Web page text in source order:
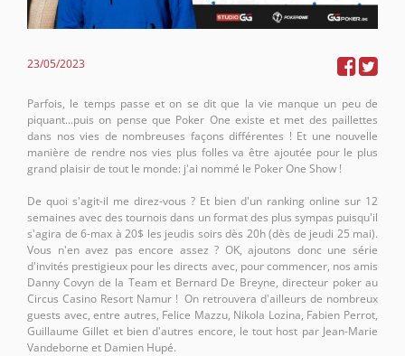
23/05/2023
Parfois, le temps passe et on se dit que la vie manque un peu de
piquant...puis on pense que Poker One existe et met des paillettes
dans nos vies de nombreuses façons différentes ! Et une nouvelle
manière de rendre nos vies plus folles va être ajoutée pour le plus
grand plaisir de tout le monde: j'ai nommé le Poker One Show !
De quoi s'agit-il me direz-vous ? Et bien d'un ranking online sur 12
semaines avec des tournois dans un format des plus sympas puisqu'il
s'agira de 6-max à 20$ les jeudis soirs dès 20h (dès de jeudi 25 mai).
Vous n'en avez pas encore assez ? OK, ajoutons donc une série
d'invités prestigieux pour les directs avec, pour commencer, nos amis
Danny Covyn de la Team et Bernard De Breyne, directeur poker au
Circus Casino Resort Namur ! On retrouvera d'ailleurs de nombreux
guests avec, entre autres, Felice Mazzu, Nikola Lozina, Fabien Perrot,
Guillaume Gillet et bien d'autres encore, le tout host par Jean-Marie
Vandeborne et Damien Hupé.